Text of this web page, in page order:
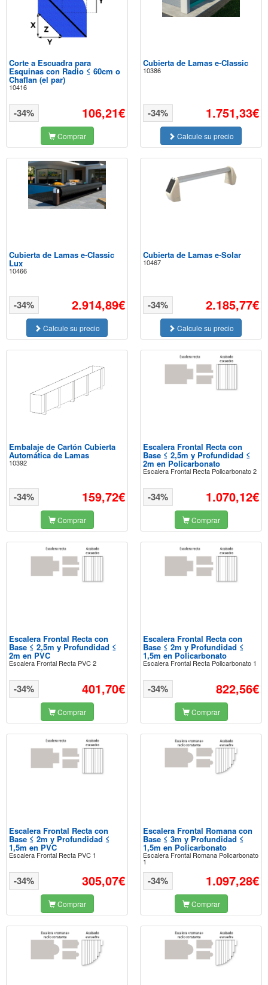
Corte a Escuadra para
Esquinas con Radio ≤ 60cm o
Chaflan (el par)
10416
106,21€
-34%
Comprar
Cubierta de Lamas e-Classic
10386
1.751,33€
-34%
Calcule su precio
Cubierta de Lamas e-Classic
Lux
10466
2.914,89€
-34%
Calcule su precio
Cubierta de Lamas e-Solar
10467
2.185,77€
-34%
Calcule su precio
Embalaje de Cartón Cubierta
Automática de Lamas
10392
159,72€
-34%
Comprar
Escalera Frontal Recta con
Base ≤ 2,5m y Profundidad ≤
2m en Policarbonato
Escalera Frontal Recta Policarbonato 2
1.070,12€
-34%
Comprar
Escalera Frontal Recta con
Base ≤ 2,5m y Profundidad ≤
2m en PVC
Escalera Frontal Recta PVC 2
401,70€
-34%
Comprar
Escalera Frontal Recta con
Base ≤ 2m y Profundidad ≤
1,5m en Policarbonato
Escalera Frontal Recta Policarbonato 1
822,56€
-34%
Comprar
Escalera Frontal Recta con
Base ≤ 2m y Profundidad ≤
1,5m en PVC
Escalera Frontal Recta PVC 1
305,07€
-34%
Comprar
Escalera Frontal Romana con
Base ≤ 3m y Profundidad ≤
1,5m en Policarbonato
Escalera Frontal Romana Policarbonato
1
1.097,28€
-34%
Comprar